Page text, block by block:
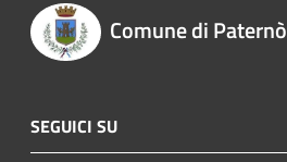
Comune di Paternò
SEGUICI SU